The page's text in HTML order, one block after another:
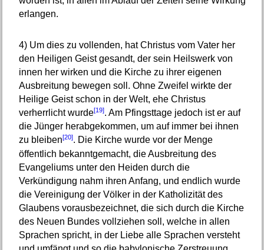
erlangen.
4)Um dies zu vollenden, hat Christus vom Vater her
den Heiligen Geist gesandt, der sein Heilswerk von
innen her wirken und die Kirche zu ihrer eigenen
Ausbreitung bewegen soll. Ohne Zweifel wirkte der
Heilige Geist schon in der Welt, ehe Christus
verherrlicht wurde[19]. Am Pfingsttage jedoch ist er auf
die Jünger herabgekommen, um auf immer bei ihnen
zu bleiben[20]. Die Kirche wurde vor der Menge
öffentlich bekanntgemacht, die Ausbreitung des
Evangeliums unter den Heiden durch die
Verkündigung nahm ihren Anfang, und endlich wurde
die Vereinigung der Völker in der Katholizität des
Glaubens vorausbezeichnet, die sich durch die Kirche
des Neuen Bundes vollziehen soll, welche in allen
Sprachen spricht, in der Liebe alle Sprachen versteht